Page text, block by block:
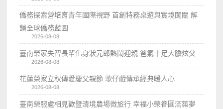
僑務探索營培育青年國際視野 首創特務桌遊與實境闖關 解
鎖全球僑務藍圖
2026-08-08
臺南榮家失智長輩化身狀元郎熱鬧迎親 爸氣十足大膽炫父
2026-08-08
花蓮榮家立秋傳愛慶父親節 歌仔戲傳承經典暖人心
2026-08-08
臺南榮服處相見歡暨清境農場微旅行 幸福小榮眷圓滿築夢